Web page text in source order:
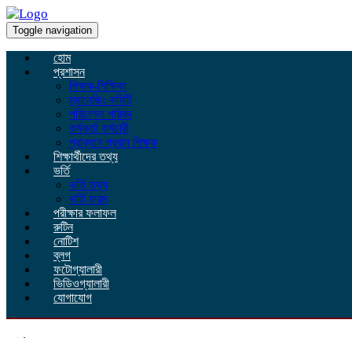
Toggle navigation
হোম
প্রশাসন
শিক্ষক-শিক্ষিকা
ম্যানেজিং কমিটি
পরিচালনা পরিষদ
কর্মকর্তা কর্মচারী
প্রাক্তন প্রধান শিক্ষক
শিক্ষার্থীদের তথ্য
ভর্তি
ভর্তি তথ্য
ভর্তি ফরম
পরীক্ষার ফলাফল
রুটিন
নোটিশ
ব্লগ
ফটোগ্যালারী
ভিডিওগ্যালারী
যোগাযোগ